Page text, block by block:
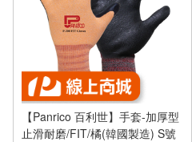
【Panrico 百利世】手套-加厚型
止滑耐磨/FIT/橘(韓國製造) S號